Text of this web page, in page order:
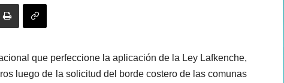
que perfeccione la aplicación de la Ley Lafkenche,
luego de la solicitud del borde costero de las comunas